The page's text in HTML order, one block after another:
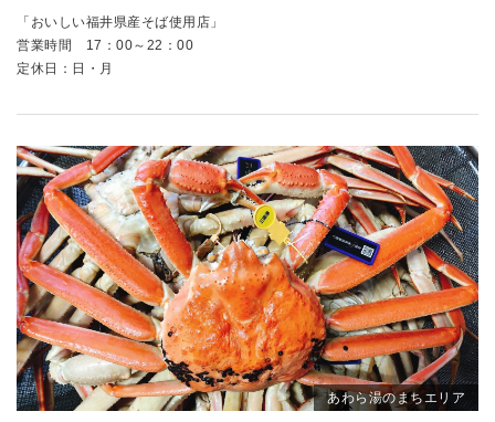
「おいしい福井県産そば使用店」
営業時間 17：00～22：00
定休日：日・月
あわら湯のまちエリア